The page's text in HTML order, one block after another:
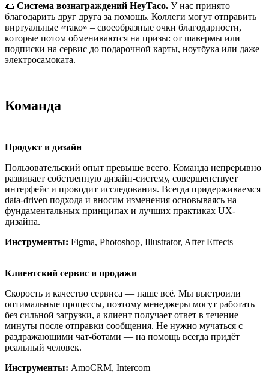
🌮 Система вознаграждений HeyTaco. У нас принято
благодарить друг друга за помощь. Коллеги могут отправить
виртуальные «тако» – своеобразные очки благодарности,
которые потом обмениваются на призы: от шавермы или
подписки на сервис до подарочной карты, ноутбука или даже
электросамоката.
Команда
Продукт и дизайн
Пользовательский опыт превыше всего. Команда непрерывно
развивает собственную дизайн-систему, совершенствует
интерфейс и проводит исследования. Всегда придерживаемся
data-driven подхода и вносим изменения основываясь на
фундаментальных принципах и лучших практиках UX-
дизайна.
Инструменты: Figma, Photoshop, Illustrator, After Effects
Клиентский сервис и продажи
Скорость и качество сервиса — наше всё. Мы выстроили
оптимальные процессы, поэтому менеджеры могут работать
без сильной загрузки, а клиент получает ответ в течение
минуты после отправки сообщения. Не нужно мучаться с
раздражающими чат-ботами — на помощь всегда придёт
реальный человек.
Инструменты: AmoCRM, Intercom